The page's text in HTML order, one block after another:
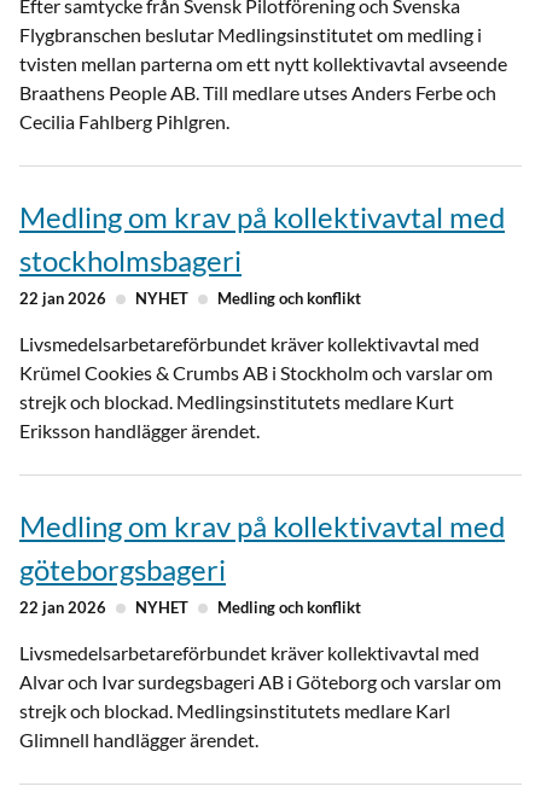
Efter samtycke från Svensk Pilotförening och Svenska
Flygbranschen beslutar Medlingsinstitutet om medling i
tvisten mellan parterna om ett nytt kollektivavtal avseende
Braathens People AB. Till medlare utses Anders Ferbe och
Cecilia Fahlberg Pihlgren.
Medling om krav på kollektivavtal med
stockholmsbageri
22 jan 2026 NYHET Medling och konflikt
Livsmedelsarbetareförbundet kräver kollektivavtal med
Krümel Cookies & Crumbs AB i Stockholm och varslar om
strejk och blockad. Medlingsinstitutets medlare Kurt
Eriksson handlägger ärendet.
Medling om krav på kollektivavtal med
göteborgsbageri
22 jan 2026 NYHET Medling och konflikt
Livsmedelsarbetareförbundet kräver kollektivavtal med
Alvar och Ivar surdegsbageri AB i Göteborg och varslar om
strejk och blockad. Medlingsinstitutets medlare Karl
Glimnell handlägger ärendet.